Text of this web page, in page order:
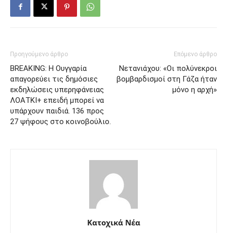
Προηγούμενο άρθρο
BREAKING: Η Ουγγαρία
απαγορεύει τις δημόσιες
εκδηλώσεις υπερηφάνειας
ΛΟΑΤΚΙ+ επειδή μπορεί να
υπάρχουν παιδιά. 136 προς
27 ψήφους στο κοινοβούλιο.
Επόμενο άρθρο
Νετανιάχου: «Οι πολύνεκροι
βομβαρδισμοί στη Γάζα ήταν
μόνο η αρχή»
Κατοχικά Νέα